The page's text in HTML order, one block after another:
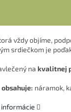
vždy objíme,
srdiečkom je
na kvalitnej
náramok,